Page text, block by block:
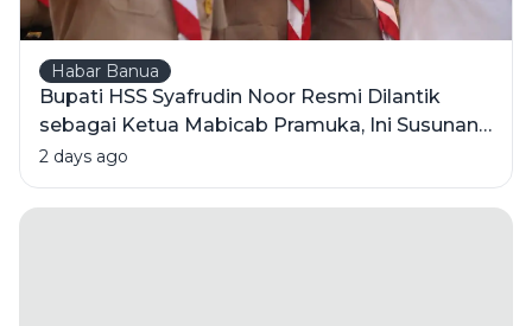
Habar Banua
Bupati HSS Syafrudin Noor Resmi Dilantik
sebagai Ketua Mabicab Pramuka, Ini Susunan
Pengurus 2025-2030
2 days ago